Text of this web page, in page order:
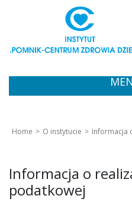
Home O instytucie Informacja
Informacja o
podatkowej